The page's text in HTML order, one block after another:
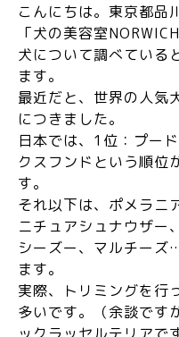
こんにちは。東京都品
「犬の美容室
犬について調べている
ます。
最近だと、世界の人気
につきました。
日本では、1位：プー
クスフンドという順位
す。
それ以下は、ポメラニ
ニチュアシュナウザー
シーズー、マルチーズ
ます。
実際、トリミングを行
多いです。（余談です